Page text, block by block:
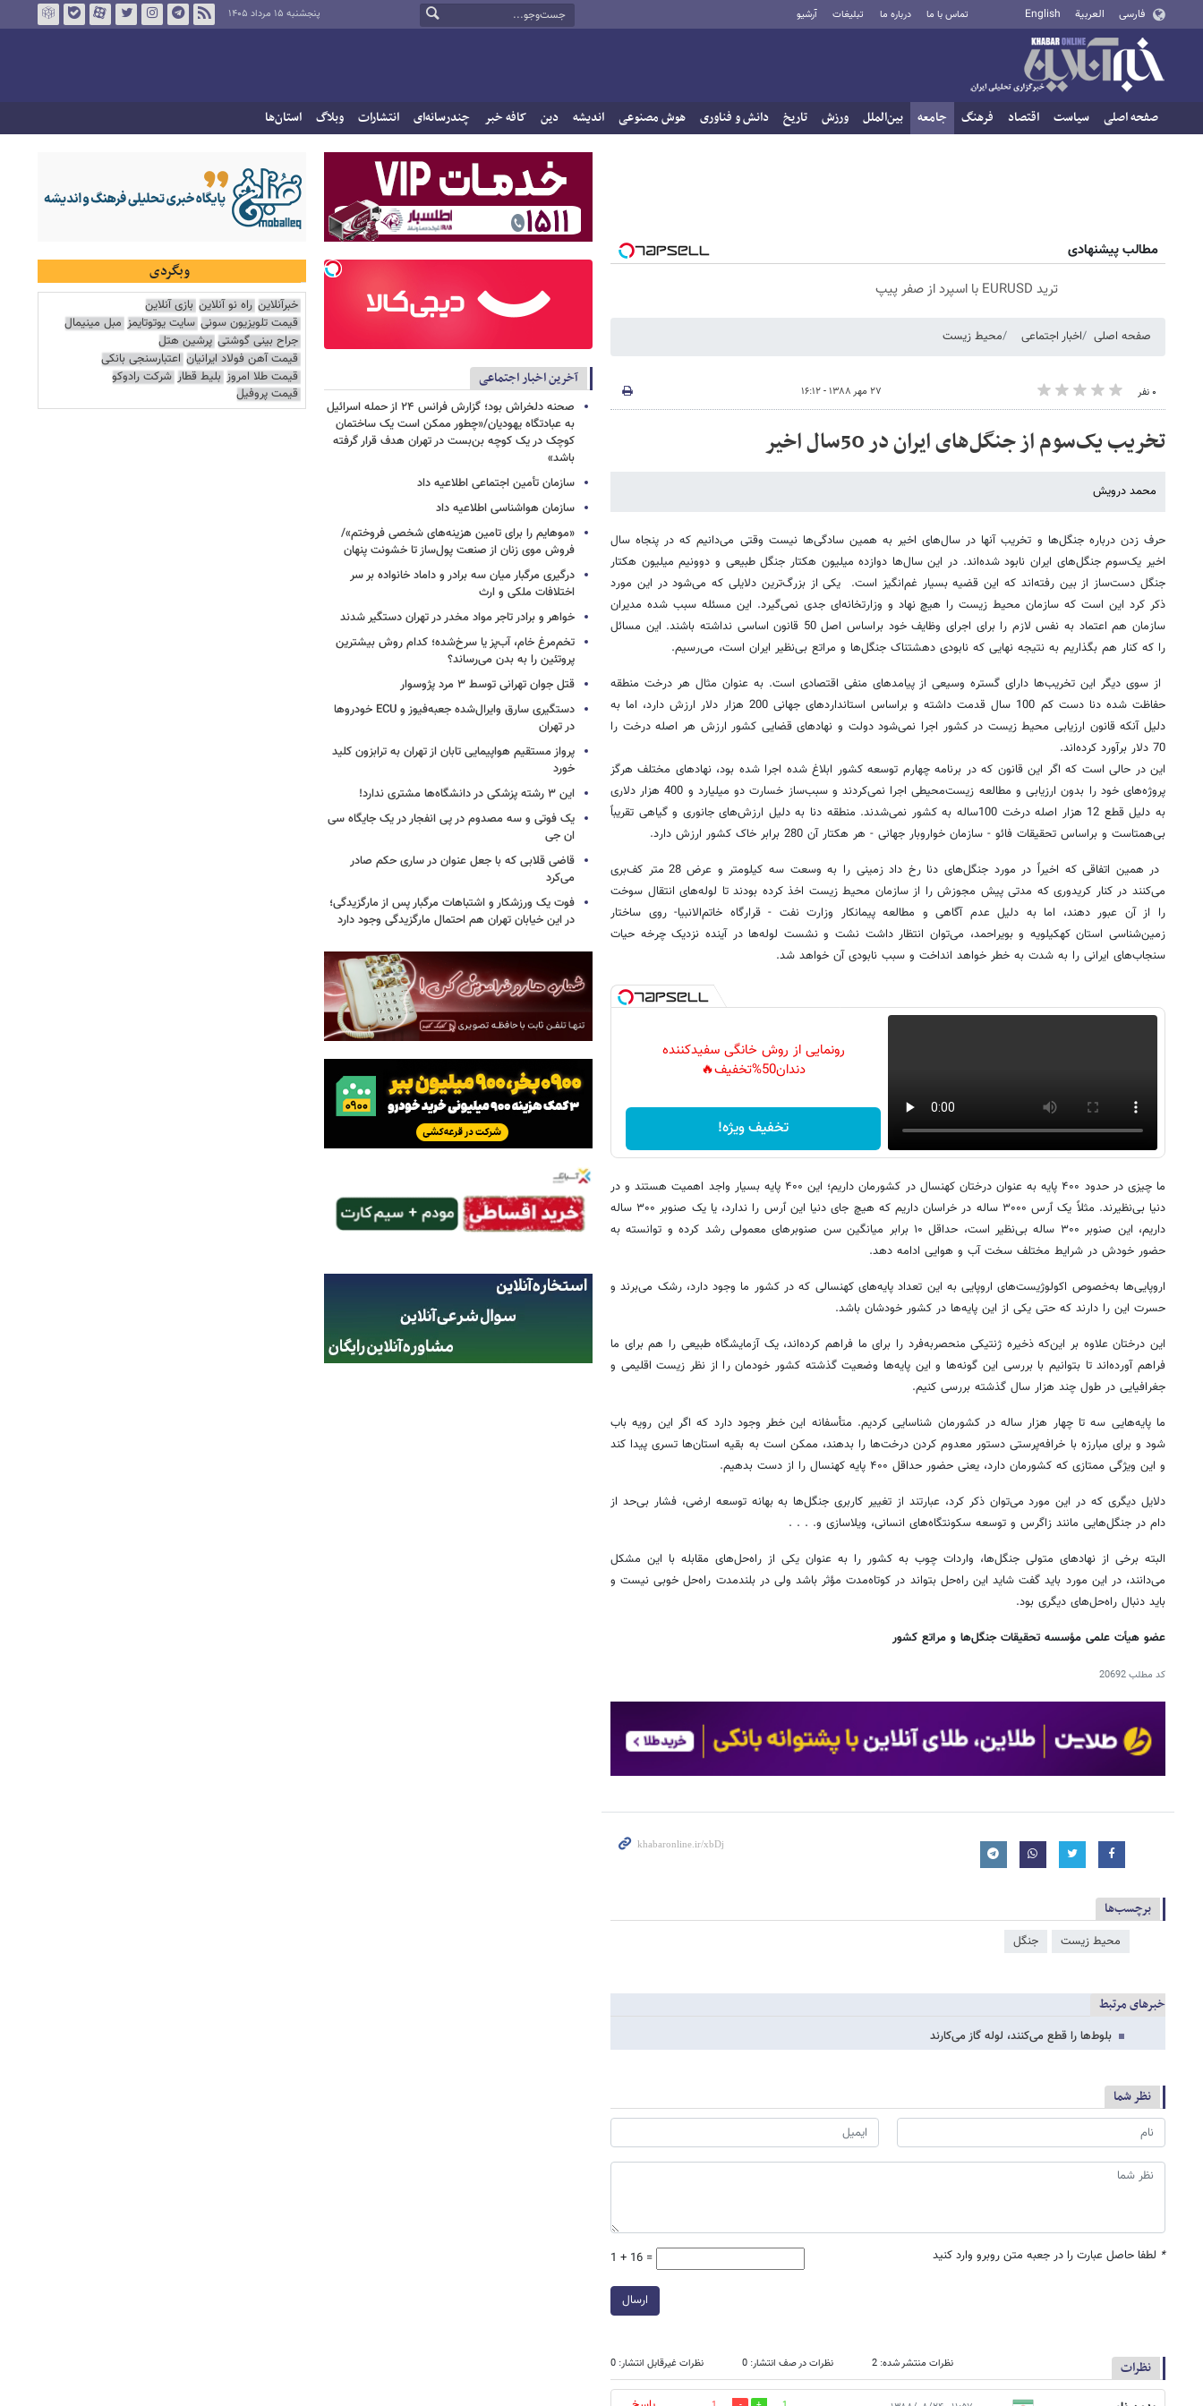
فارسی العربية English تماس با ما درباره ما تبلیغات آرشیو پنجشنبه ۱۵ مرداد ۱۴۰۵
صفحه اصلی سیاست اقتصاد فرهنگ جامعه بین‌الملل ورزش تاریخ دانش و فناوری هوش مصنوعی اندیشه دین کافه خبر چندرسانه‌ای انتشارات وبلاگ استان‌ها
مطالب پیشنهادی
ترید EURUSD با اسپرد از صفر پیپ
صفحه اصلی اخبار اجتماعی محیط زیست
۰ نفر ۲۷ مهر ۱۳۸۸ - ۱۶:۱۲
تخریب یک‌سوم از جنگل‌های ایران در 50سال اخیر
محمد درویش
حرف زدن درباره جنگل‌ها و تخریب آنها در سال‌های اخیر به همین سادگی‌ها نیست وقتی می‌دانیم که در پنجاه سال
اخیر یک‌سوم جنگل‌های ایران نابود شده‌اند. در این سال‌ها دوازده میلیون هکتار جنگل طبیعی و دوونیم میلیون هکتار
جنگل دست‌ساز از بین رفته‌اند که این قضیه بسیار غم‌انگیز است. یکی از بزرگ‌ترین دلایلی که می‌شود در این مورد
ذکر کرد این است که سازمان محیط زیست را هیچ نهاد و وزارتخانه‌ای جدی نمی‌گیرد. این مسئله سبب شده مدیران
سازمان هم اعتماد به نفس لازم را برای اجرای وظایف خود براساس اصل 50 قانون اساسی نداشته باشند. این مسائل
را که کنار هم بگذاریم به نتیجه نهایی که نابودی دهشتناک جنگل‌ها و مراتع بی‌نظیر ایران است، می‌رسیم.
از سوی دیگر این تخریب‌ها دارای گستره وسیعی از پیامدهای منفی اقتصادی است. به عنوان مثال هر درخت منطقه
حفاظت شده دنا دست کم 100 سال قدمت داشته و براساس استانداردهای جهانی 200 هزار دلار ارزش دارد، اما به
دلیل آنکه قانون ارزیابی محیط زیست در کشور اجرا نمی‌شود دولت و نهادهای قضایی کشور ارزش هر اصله درخت را
70 دلار برآورد کرده‌اند.
این در حالی است که اگر این قانون که در برنامه چهارم توسعه کشور ابلاغ شده اجرا شده بود، نهادهای مختلف هرگز
پروژه‌های خود را بدون ارزیابی و مطالعه زیست‌محیطی اجرا نمی‌کردند و سبب‌ساز خسارت دو میلیارد و 400 هزار دلاری
به دلیل قطع 12 هزار اصله درخت 100ساله به کشور نمی‌شدند. منطقه دنا به دلیل ارزش‌های جانوری و گیاهی تقریباً
بی‌همتاست و براساس تحقیقات فائو - سازمان خواروبار جهانی - هر هکتار آن 280 برابر خاک کشور ارزش دارد.
در همین اتفاقی که اخیراً در مورد جنگل‌های دنا رخ داد زمینی را به وسعت سه کیلومتر و عرض 28 متر کف‌بری
می‌کنند در کنار کریدوری که مدتی پیش مجوزش را از سازمان محیط زیست اخذ کرده بودند تا لوله‌های انتقال سوخت
را از آن عبور دهند، اما به دلیل عدم آگاهی و مطالعه پیمانکار وزارت نفت - قرارگاه خاتم‌الانبیا- روی ساختار
زمین‌شناسی استان کهکیلویه و بویراحمد، می‌توان انتظار داشت نشت و نشست لوله‌ها در آینده نزدیک چرخه حیات
سنجاب‌های ایرانی را به شدت به خطر خواهد انداخت و سبب نابودی آن خواهد شد.
رونمایی از روش خانگی سفیدکننده
دندان50%تخفیف🔥
تخفیف ویژه!
ما چیزی در حدود ۴۰۰ پایه به عنوان درختان کهنسال در کشورمان داریم؛ این ۴۰۰ پایه بسیار واجد اهمیت هستند و در
دنیا بی‌نظیرند. مثلاً یک ٱرس ۳۰۰۰ ساله در خراسان داریم که هیچ جای دنیا این ٱرس را ندارد، یا یک صنوبر ۳۰۰ ساله
داریم، این صنوبر ۳۰۰ ساله بی‌نظیر است، حداقل ۱۰ برابر میانگین سن صنوبرهای معمولی رشد کرده و توانسته به
حضور خودش در شرایط مختلف سخت آب و هوایی ادامه دهد.
اروپایی‌ها به‌خصوص اکولوژیست‌های اروپایی به این تعداد پایه‌های کهنسالی که در کشور ما وجود دارد، رشک می‌برند و
حسرت این را دارند که حتی یکی از این پایه‌ها در کشور خودشان باشد.
این درختان علاوه بر این‌که ذخیره ژنتیکی منحصربه‌‌فرد را برای ما فراهم کرده‌اند، یک آزمایشگاه طبیعی را هم برای ما
فراهم آورده‌اند تا بتوانیم با بررسی این گونه‌ها و این پایه‌ها وضعیت گذشته کشور خودمان را از نظر زیست اقلیمی و
جغرافیایی در طول چند هزار سال گذشته بررسی کنیم.
ما پایه‌هایی سه تا چهار هزار ساله در کشورمان شناسایی کردیم. متأسفانه این خطر وجود دارد که اگر این رویه باب
شود و برای مبارزه با خرافه‌پرستی دستور معدوم کردن درخت‌ها را بدهند، ممکن است به بقیه استان‌ها تسری پیدا کند
و این ویژ‌گی ممتازی که کشورمان دارد، یعنی حضور حداقل ۴۰۰ پایه کهنسال را از دست بدهیم.
دلایل دیگری که در این مورد می‌توان ذکر کرد، عبارتند از تغییر کاربری جنگل‌ها به بهانه توسعه ارضی، فشار بی‌حد از
دام در جنگل‌هایی مانند زاگرس و توسعه سکونتگاه‌های انسانی، ویلاسازی و. . . .
البته برخی از نهادهای متولی جنگل‌ها، واردات چوب به کشور را به عنوان یکی از راه‌حل‌های مقابله با این مشکل
می‌دانند، در این مورد باید گفت شاید این راه‌حل بتواند در کوتاه‌مدت مؤثر باشد ولی در بلندمدت راه‌حل خوبی نیست و
باید دنبال راه‌حل‌های دیگری بود.
عضو هیأت علمی مؤسسه تحقیقات جنگل‌ها و مراتع کشور
کد مطلب20692
برچسب‌ها
محیط زیست جنگل
خبرهای مرتبط
بلوط‌ها را قطع می‌کنند، لوله گاز می‌کارند
نظر شما
* لطفا حاصل عبارت را در جعبه متن روبرو وارد کنید 1 + 16 =
ارسال
نظرات نظرات منتشر شده: 2 نظرات در صف انتشار: 0 نظرات غیرقابل انتشار: 0
آخرین اخبار اجتماعی
صحنه دلخراش بود؛ گزارش فرانس ۲۴ از حمله اسرائیل
به عبادتگاه یهودیان/«چطور ممکن است یک ساختمان
کوچک در یک کوچه بن‌بست در تهران هدف قرار گرفته
باشد»
سازمان تأمین اجتماعی اطلاعیه داد
سازمان هواشناسی اطلاعیه داد
«موهایم را برای تامین هزینه‌های شخصی فروختم»/
فروش موی زنان از صنعت پول‌ساز تا خشونت پنهان
درگیری مرگبار میان سه برادر و داماد خانواده بر سر
اختلافات ملکی و ارث
خواهر و برادر تاجر مواد مخدر در تهران دستگیر شدند
تخم‌مرغ خام، آب‌پز یا سرخ‌شده؛ کدام روش بیشترین
پروتئین را به بدن می‌رساند؟
قتل جوان تهرانی توسط ۳ مرد پژوسوار
دستگیری سارق وایرال‌شده جعبه‌فیوز و ECU خودروها
در تهران
پرواز مستقیم هواپیمایی تابان از تهران به ترابزون کلید
خورد
این ۳ رشته پزشکی در دانشگاه‌ها مشتری ندارد!
یک فوتی و سه مصدوم در پی انفجار در یک جایگاه سی
ان جی
قاضی قلابی که با جعل عنوان در ساری حکم صادر
می‌کرد
فوت یک ورزشکار و اشتباهات مرگبار پس از مارگزیدگی؛
در این خیابان تهران هم احتمال مارگزیدگی وجود دارد
وبگردی
خبرآنلاین راه نو آنلاین بازی آنلاین
قیمت تلویزیون سونی سایت یوتوتایمز مبل مینیمال
جراح بینی گوشتی پرشین هتل
قیمت آهن فولاد ایرانیان اعتبارسنجی بانکی
قیمت طلا امروز بلیط قطار شرکت رادوکو
قیمت پروفیل